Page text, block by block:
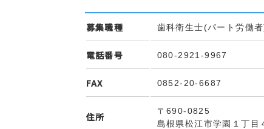
募集職種 歯科衛生士(パート労働
電話番号 080-2921-9967
FAX 0852-20-6687
住所
〒690-0825
島根県松江市学園１丁目